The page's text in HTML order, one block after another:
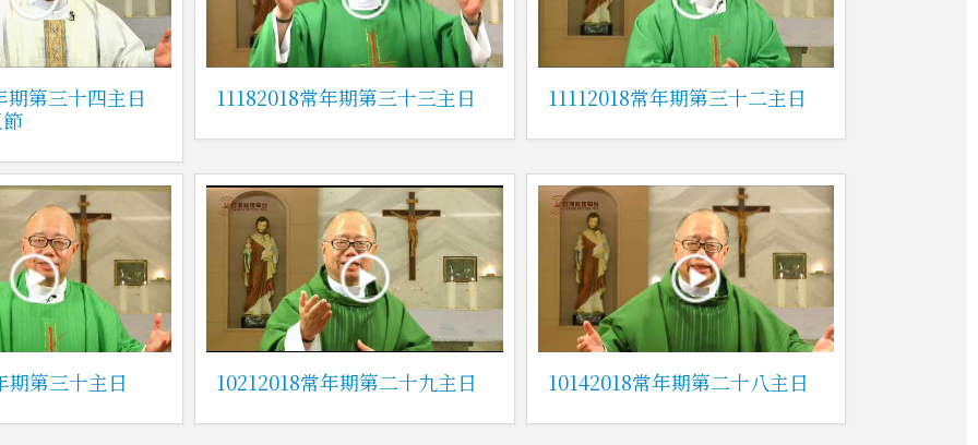
期第三十四主日
11182018常年期第三十三主日 11112018常年期第三十二主日
期第三十主日 10212018常年期第二十九主日 10142018常年期第二十八主日